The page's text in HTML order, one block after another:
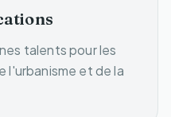
talents pour les
l'urbanisme et de la